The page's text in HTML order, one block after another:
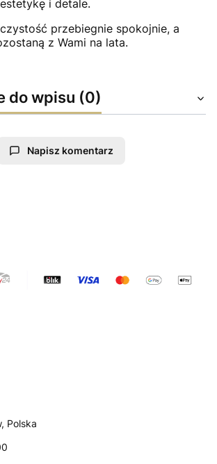
i detale.
przebiegnie spokojnie, a
z Wami na lata.
do wpisu (0)
Napisz komentarz
Polska